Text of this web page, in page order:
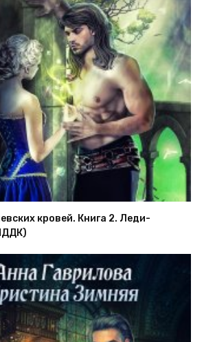
кровей. Книга 2. Леди-